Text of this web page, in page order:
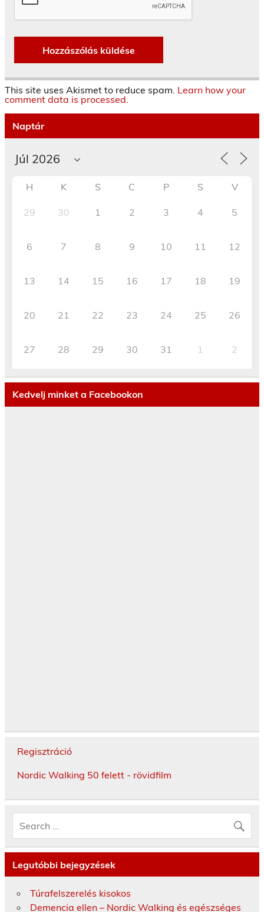
This site uses Akismet to reduce spam. Learn how your
comment data is processed.
Naptár
H K S C P S V
29 30 1 2 3 4 5
6 7 8 9 10 11 12
13 14 15 16 17 18 19
20 21 22 23 24 25 26
27 28 29 30 31 1 2
Kedvelj minket a Facebookon
Regisztráció
Nordic Walking 50 felett - rövidfilm
Legutóbbi bejegyzések
Túrafelszerelés kisokos
Demencia ellen – Nordic Walking és egészséges